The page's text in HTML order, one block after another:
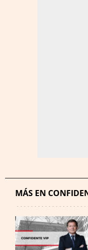
MÁS EN